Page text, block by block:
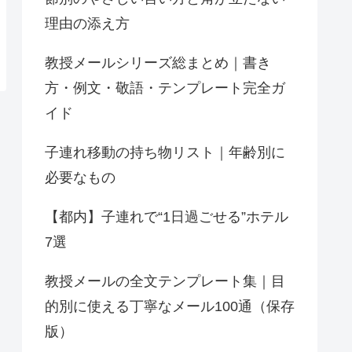
理由の添え方
教授メールシリーズ総まとめ｜書き
方・例文・敬語・テンプレート完全ガ
イド
子連れ移動の持ち物リスト｜年齢別に
必要なもの
【都内】子連れで“1日過ごせる”ホテル
7選
教授メールの全文テンプレート集｜目
的別に使える丁寧なメール100通（保存
版）